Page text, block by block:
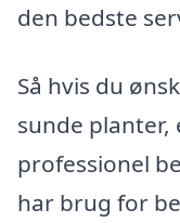
den bedste
Så hvis du
sunde
professionel
har brug for